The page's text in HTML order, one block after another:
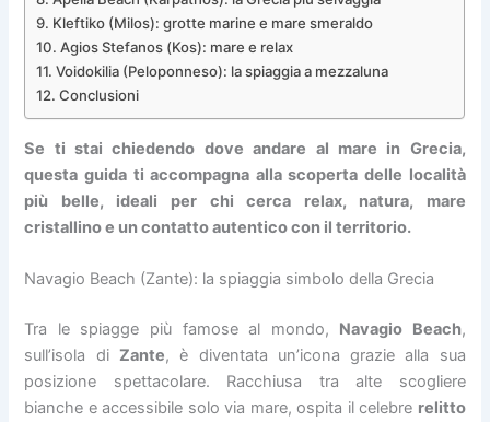
Kleftiko (Milos): grotte marine e mare smeraldo
Agios Stefanos (Kos): mare e relax
Voidokilia (Peloponneso): la spiaggia a mezzaluna
Conclusioni
Se ti stai chiedendo dove andare al mare in Grecia,
questa guida ti accompagna alla scoperta delle località
più belle, ideali per chi cerca relax, natura, mare
cristallino e un contatto autentico con il territorio.
Navagio Beach (Zante): la spiaggia simbolo della Grecia
Tra le spiagge più famose al mondo, Navagio Beach,
sull’isola di Zante, è diventata un’icona grazie alla sua
posizione spettacolare. Racchiusa tra alte scogliere
bianche e accessibile solo via mare, ospita il celebre relitto